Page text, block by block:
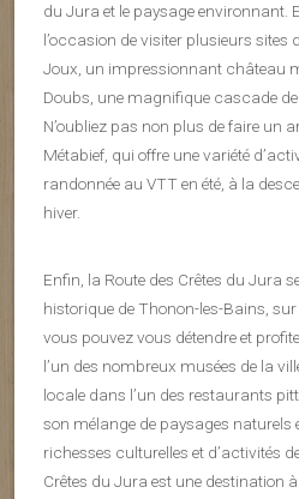
du Jura et le paysage environnant.
l’occasion de visiter plusieurs sites
Joux, un impressionnant château
Doubs, une magnifique cascade
N’oubliez pas non plus de faire un
Métabief, qui offre une variété
randonnée au VTT en été, à la
hiver.
Enfin, la Route des Crêtes du Jura
historique de Thonon-les-Bains,
vous pouvez vous détendre et
l’un des nombreux musées de la
locale dans l’un des restaurants
son mélange de paysages naturels
richesses culturelles et d’activités
Crêtes du Jura est une destination